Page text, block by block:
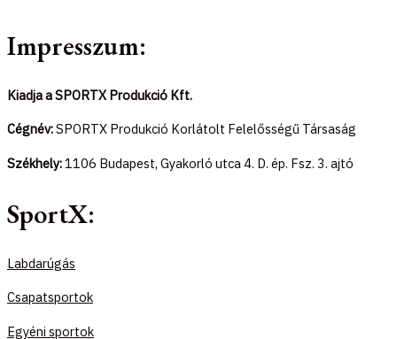
Impresszum:
Kiadja a SPORTX Produkció Kft.
Cégnév:SPORTX Produkció Korlátolt Felelősségű Társaság
Székhely:1106 Budapest, Gyakorló utca 4. D. ép. Fsz. 3. ajtó
SportX:
Labdarúgás
Csapatsportok
Egyéni sportok